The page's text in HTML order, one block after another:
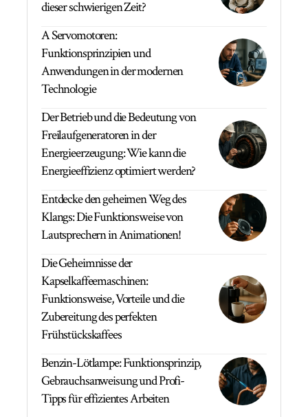
dieser schwierigen Zeit?
A Servomotoren:
Funktionsprinzipien und
Anwendungen in der modernen
Technologie
Der Betrieb und die Bedeutung von
Freilaufgeneratoren in der
Energieerzeugung: Wie kann die
Energieeffizienz optimiert werden?
Entdecke den geheimen Weg des
Klangs: Die Funktionsweise von
Lautsprechern in Animationen!
Die Geheimnisse der
Kapselkaffeemaschinen:
Funktionsweise, Vorteile und die
Zubereitung des perfekten
Frühstückskaffees
Benzin-Lötlampe: Funktionsprinzip,
Gebrauchsanweisung und Profi-
Tipps für effizientes Arbeiten